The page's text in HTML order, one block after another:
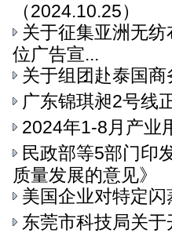
（2024.10.25）
关于征集亚洲无
位广告宣...
关于组团赴泰国
广东锦琪昶2号线
2024年1-8月产业
民政部等5部门印
质量发展的意见》
美国企业对特定
东莞市科技局关